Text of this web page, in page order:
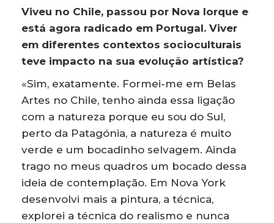
Viveu no Chile, passou por Nova Iorque e
está agora radicado em Portugal. Viver
em diferentes contextos socioculturais
teve impacto na sua evolução artística?
«Sim, exatamente. Formei-me em Belas
Artes no Chile, tenho ainda essa ligação
com a natureza porque eu sou do Sul,
perto da Patagónia, a natureza é muito
verde e um bocadinho selvagem. Ainda
trago no meus quadros um bocado dessa
ideia de contemplação. Em Nova York
desenvolvi mais a pintura, a técnica,
explorei a técnica do realismo e nunca